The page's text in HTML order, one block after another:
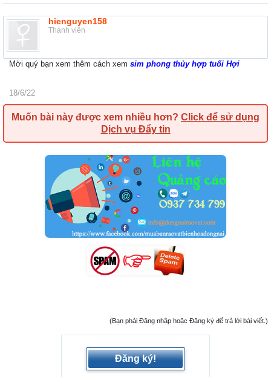
hienguyen158
Thành viên
Mời quý bạn xem thêm cách xem sim phong thủy hợp tuổi Hợi
18/6/22
Muốn bài này được xem nhiều hơn? Click để sử dụng
Dịch vụ Đẩy tin
(Bạn phải Đăng nhập hoặc Đăng ký để trả lời bài viết.)
Đăng ký!